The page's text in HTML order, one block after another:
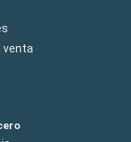
venta